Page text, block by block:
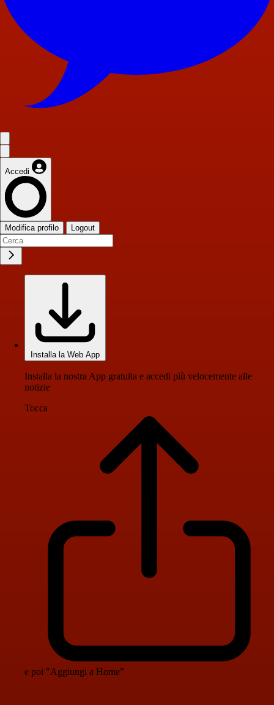
Accedi
Modifica profilo Logout
Installa la Web App
Installa la nostra App gratuita e accedi più velocemente alle
notizie
Tocca
e poi "Aggiungi a Home"